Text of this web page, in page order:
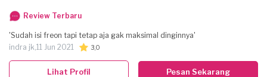
Review Terbaru
'Sudah isi freon tapi tetap aja gak maksimal dinginnya'
indra jk,11 Jun 2021 3,0
Pesan Sekarang
Lihat Profil